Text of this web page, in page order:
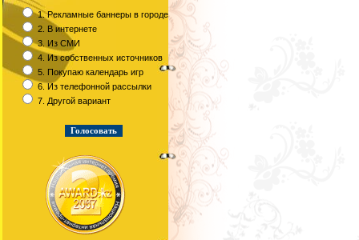
1. Рекламные баннеры в городе
2. В интернете
3. Из СМИ
4. Из собственных источников
5. Покупаю календарь игр
6. Из телефонной рассылки
7. Другой вариант